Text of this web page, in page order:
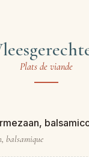
Plats de viande
balsamique